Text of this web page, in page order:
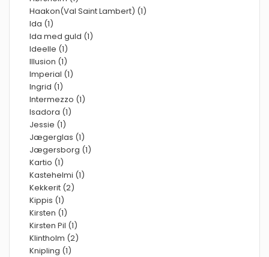
Haakon(Val Saint Lambert) (1)
Ida (1)
Ida med guld (1)
Ideelle (1)
Illusion (1)
Imperial (1)
Ingrid (1)
Intermezzo (1)
Isadora (1)
Jessie (1)
Jægerglas (1)
Jægersborg (1)
Kartio (1)
Kastehelmi (1)
Kekkerit (2)
Kippis (1)
Kirsten (1)
Kirsten Pil (1)
Klintholm (2)
Knipling (1)